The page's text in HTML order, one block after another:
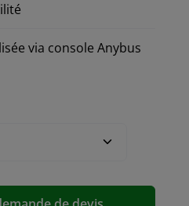
via console Anybus